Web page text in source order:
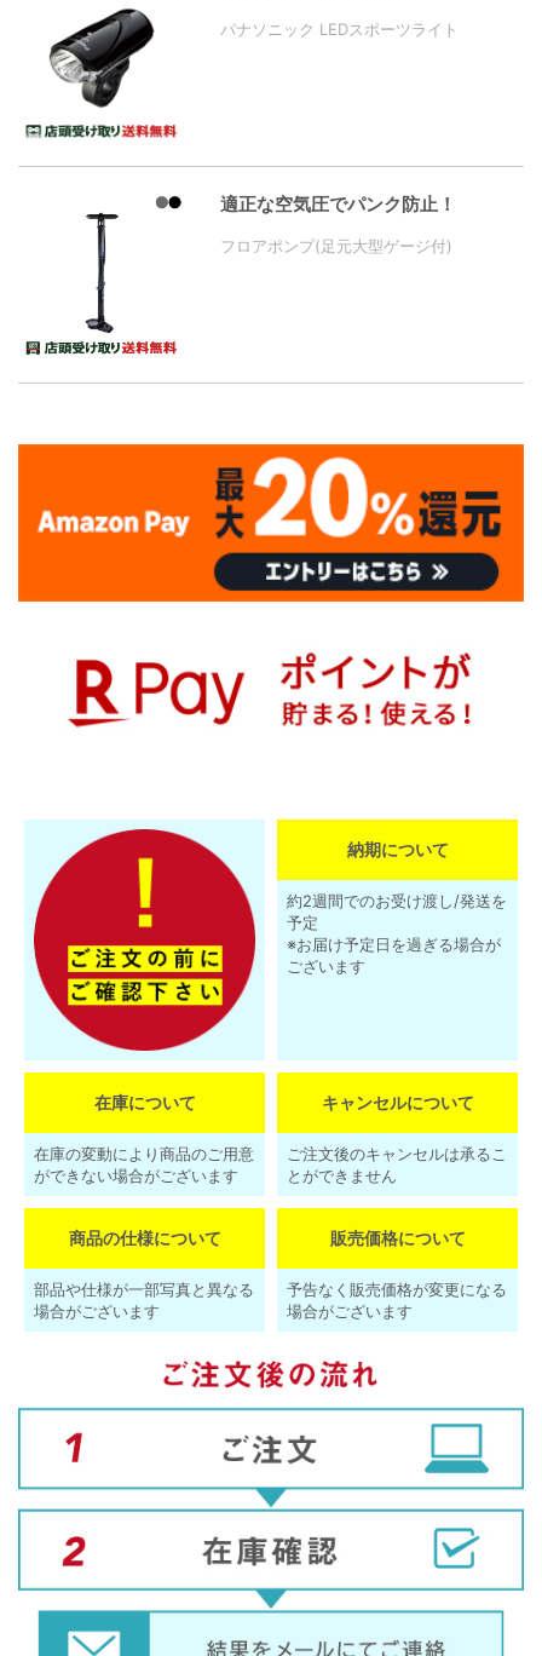
パナソニック LEDスポーツライト
適正な空気圧でパンク防止！
フロアポンプ(足元大型ゲージ付)
納期について
約2週間でのお受け渡し/発送を
予定
※お届け予定日を過ぎる場合が
ございます
在庫について
在庫の変動により商品のご用意
ができない場合がございます
キャンセルについて
ご注文後のキャンセルは承るこ
とができません
商品の仕様について
部品や仕様が一部写真と異なる
場合がございます
販売価格について
予告なく販売価格が変更になる
場合がございます